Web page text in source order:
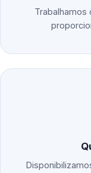
Trabalhamos